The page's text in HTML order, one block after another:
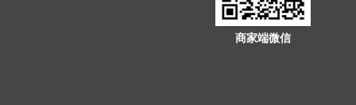
商家端微信